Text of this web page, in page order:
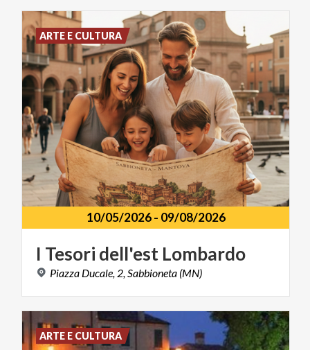
10/05/2026- 09/08/2026
I Tesori dell'est Lombardo
Piazza Ducale, 2,Sabbioneta (MN)
ARTE E CULTURA
ARTE E CULTURA